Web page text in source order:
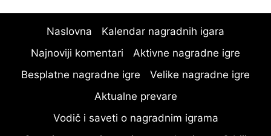
Naslovna
Kalendar nagradnih igara
Najnoviji komentari
Aktivne nagradne igre
Besplatne nagradne igre
Velike nagradne igre
Aktualne prevare
Vodič i saveti o nagradnim igrama